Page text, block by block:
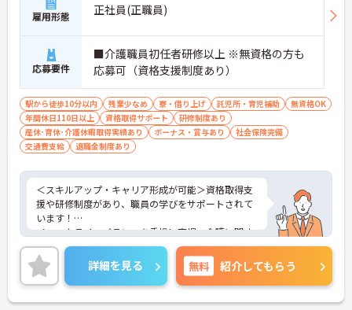
雇用形態 正社員(正職員)
応募要件
■介護職員初任者研修以上 ※無資格の方も
応募可（資格支援制度あり）
駅から徒歩10分以内 残業少なめ 寮・借り上げ 託児所・育児補助
無資格OK
年間休日110日以上
資格取得サポート
研修制度あり
産休･育休･介護休暇取得実績あり
ボーナス・賞与あり
社会保険完備
交通費支給
退職金制度あり
＜スキルアップ・キャリア形成が可能＞資格取得支
援や研修制度があり、職員の学びをサポートされて
います！
＜ワークライフバランスを重視＞育児・介護に関す
る制度や社宅制度、各種手当など、長く安心して働
きやすい環境が整っています。
＜寄り添ったケアの実施＞利用者さまに深く寄り添
ったサービスの提供を目指し、職員の専門性を高め
るような人材育成にも注力されています。
詳細を見る 無料 紹介してもらう